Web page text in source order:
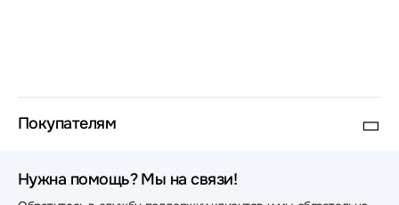
Покупателям
Нужна помощь? Мы на связи!